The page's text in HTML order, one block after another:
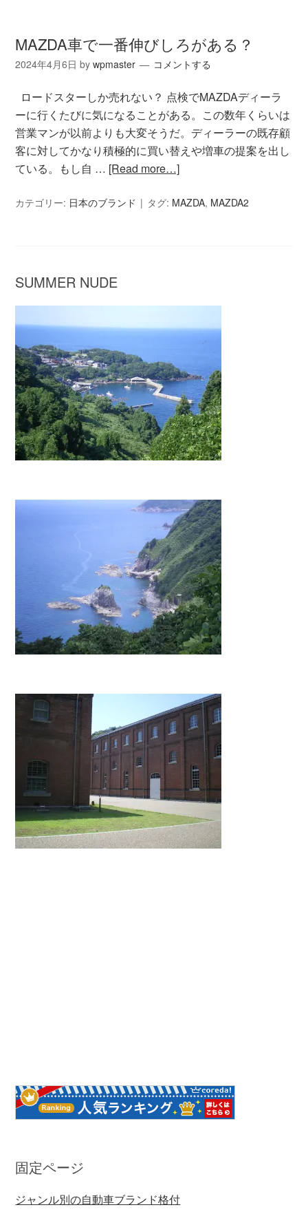
MAZDA車で一番伸びしろがある？
2024年4月6日 bywpmaster コメントする
ロードスターしか売れない？ 点検でMAZDAディーラ
ーに行くたびに気になることがある。この数年くらいは
営業マンが以前よりも大変そうだ。ディーラーの既存顧
客に対してかなり積極的に買い替えや増車の提案を出し
ている。もし自 … [Read more…]
カテゴリー: 日本のブランド タグ: MAZDA, MAZDA2
SUMMER NUDE
固定ページ
ジャンル別の自動車ブランド格付